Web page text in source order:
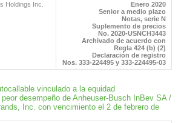
Holdings Inc.
Enero 2020
Senior a medio plazo
Notas, serie N
Suplemento de precios
No. 2020-USNCH3443
Archivado de acuerdo con
Regla 424 (b) (2)
Declaración de registro
Nos. 333-224495 y 333-224495-03
vinculado a la equidad
desempeño de Anheuser-Busch InBev SA /
Inc. con vencimiento el 2 de febrero de